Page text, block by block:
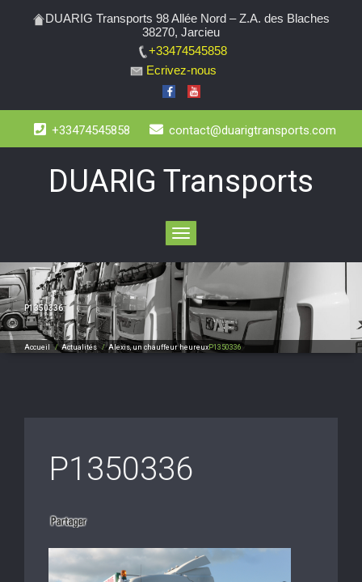
DUARIG Transports 98 Allée Nord – Z.A. des Blaches
38270, Jarcieu
+33474545858
Ecrivez-nous
+33474545858 contact@duarigtransports.com
DUARIG Transports
Toggle
navigation
P1350336
Accueil /Actualités /Alexis, un chauffeur heureuxP1350336
P1350336